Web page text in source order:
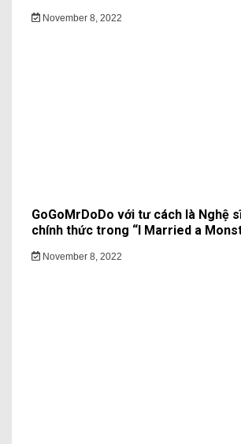
November 8, 2022
GoGoMrDoDo với tư cách là Nghệ
chính thức trong “I Married a
November 8, 2022